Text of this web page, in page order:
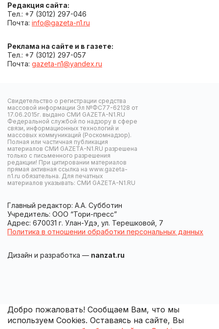
Редакция сайта:
Тел.: +7 (3012) 297-046
Почта: info@gazeta-n1.ru
Реклама на сайте и в газете:
Тел.: +7 (3012) 297-057
Почта: gazeta-n1@yandex.ru
Свидетельство о регистрации средства
массовой информации Эл №ФС77-62128 от
17.06.2015г. выдано СМИ GAZETA-N1.RU
Федеральной службой по надзору в сфере
связи, информационных технологий и
массовых коммуникаций (Роскомнадзор).
Полная или частичная публикация
материалов СМИ GAZETA-N1.RU разрешена
только с письменного разрешения
редакции! При цитировании материалов
прямая активная ссылка на www.gazeta-
n1.ru обязательна. Для печатных
материалов указывать: СМИ GAZETA-N1.RU
Главный редактор: А.А. Субботин
Учредитель: ООО “Тори-пресс”
Адрес: 670031 г. Улан-Удэ, ул. Терешковой, 7
Политика в отношении обработки персональных данных
Дизайн и разработка — nanzat.ru
Добро пожаловать! Сообщаем Вам, что мы
используем Cookies. Оставаясь на сайте, Вы